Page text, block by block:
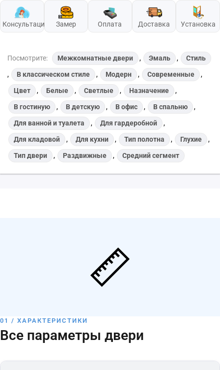
Консультация Замер Оплата Доставка Установка
Посмотрите: Межкомнатные двери , Эмаль , Стиль
, В классическом стиле , Модерн , Современные ,
Цвет , Белые , Светлые , Назначение ,
В гостиную , В детскую , В офис , В спальню ,
Для ванной и туалета , Для гардеробной ,
Для кладовой , Для кухни , Тип полотна , Глухие ,
Тип двери , Раздвижные , Средний сегмент
01 / ХАРАКТЕРИСТИКИ
Все параметры двери